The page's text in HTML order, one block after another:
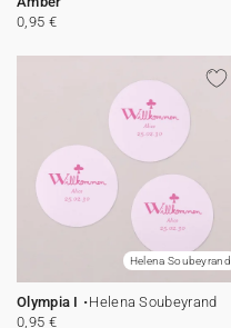
0,95 €
Helena Soubeyrand
Olympia I
Helena Soubeyrand
0,95 €